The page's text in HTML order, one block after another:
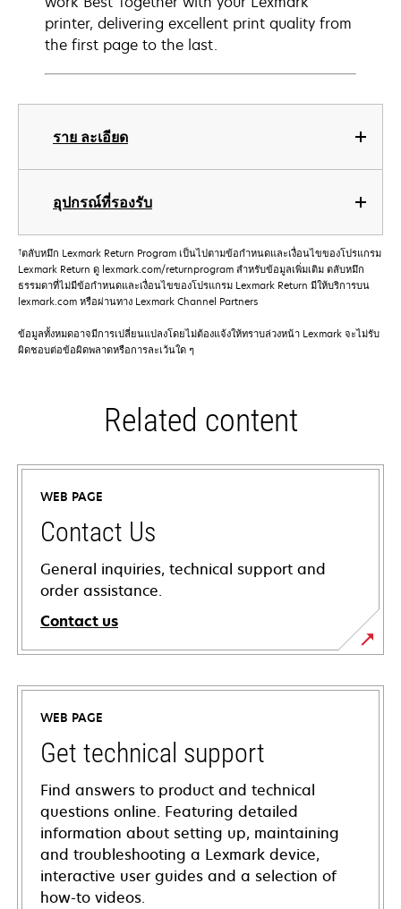
ราย ละเอียด
อุปกรณ์ที่รองรับ
printer, delivering excellent print quality from
the first page to the last.
†ตลับหมึก Lexmark Return Program เป็นไปตามข้อกําหนดและเงื่อนไขของโปรแกรม
Lexmark Return ดู lexmark.com/returnprogram สําหรับข้อมูลเพิ่มเติม ตลับหมึก
ธรรมดาที่ไม่มีข้อกําหนดและเงื่อนไขของโปรแกรม Lexmark Return มีให้บริการบน
lexmark.com หรือผ่านทาง Lexmark Channel Partners
ข้อมูลทั้งหมดอาจมีการเปลี่ยนแปลงโดยไม่ต้องแจ้งให้ทราบล่วงหน้า Lexmark จะไม่รับ
ผิดชอบต่อข้อผิดพลาดหรือการละเว้นใด ๆ
Related content
WEB PAGE
Contact Us
General inquiries, technical support and
order assistance.
Contact us
WEB PAGE
Get technical support
Find answers to product and technical
questions online. Featuring detailed
information about setting up, maintaining
and troubleshooting a Lexmark device,
interactive user guides and a selection of
how-to videos.